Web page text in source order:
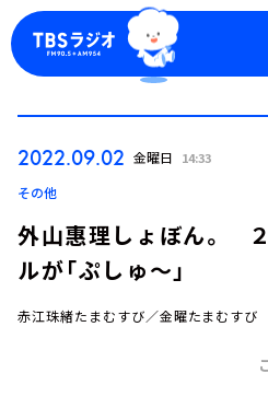
2022.09.02 金曜日 14:33
その他
外山惠理しょぼん。
ルが「ぷしゅ～」
赤江珠緒たまむすび／金曜たまむすび